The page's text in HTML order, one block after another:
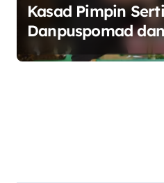
Kasad Pimpin
Danpuspomad
Tegaskan